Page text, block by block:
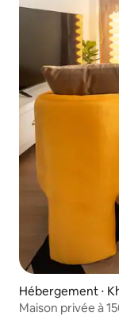
Hébergement ⋅
Maison privée à